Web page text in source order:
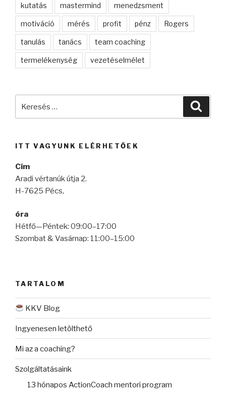
kutatás mastermind menedzsment
motiváció mérés profit pénz Rogers
tanulás tanács team coaching
termelékenység vezetéselmélet
ITT VAGYUNK ELÉRHETŐEK
Cím
Aradi vértanúk útja 2.
H-7625 Pécs,
óra
Hétfő—Péntek: 09:00–17:00
Szombat & Vasárnap: 11:00–15:00
TARTALOM
KKV Blog
Ingyenesen letölthető
Mi az a coaching?
Szolgáltatásaink
13 hónapos ActionCoach mentori program